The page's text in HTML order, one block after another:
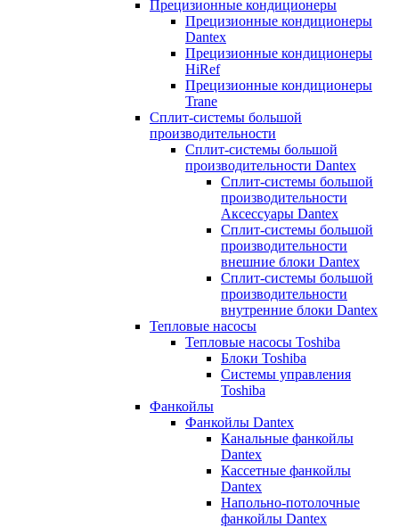
Прецизионные кондиционеры
Прецизионные кондиционеры
Dantex
Прецизионные кондиционеры
HiRef
Прецизионные кондиционеры
Trane
Сплит-системы большой
производительности
Сплит-системы большой
производительности Dantex
Сплит-системы большой
производительности
Аксессуары Dantex
Сплит-системы большой
производительности
внешние блоки Dantex
Сплит-системы большой
производительности
внутренние блоки Dantex
Тепловые насосы
Тепловые насосы Toshiba
Блоки Toshiba
Системы управления
Toshiba
Фанкойлы
Фанкойлы Dantex
Канальные фанкойлы
Dantex
Кассетные фанкойлы
Dantex
Напольно-потолочные
фанкойлы Dantex